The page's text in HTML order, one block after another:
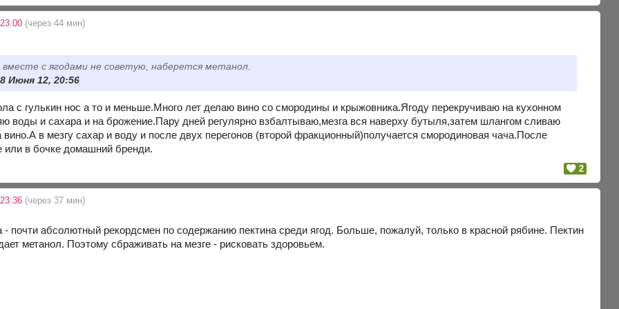
(через 44 мин)
с ягодами не советую, наберется метанол.
Июня 12, 20:56
с гулькин нос а то и меньше.Много лет делаю вино со смородины и крыжовника.Ягоду перекручиваю на кухонном
воды и сахара и на брожение.Пару дней регулярно взбалтываю,мезга вся наверху бутыля,затем шлангом сливаю
вино.А в мезгу сахар и воду и после двух перегонов (второй фракционный)получается смородиновая чача.После
в бочке домашний бренди.
2
(через 37 мин)
почти абсолютный рекордсмен по содержанию пектина среди ягод. Больше, пожалуй, только в красной рябине. Пектин
метанол. Поэтому сбраживать на мезге - рисковать здоровьем.